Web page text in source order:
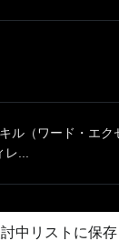
ル（ワード・エ
...
中リストに保存